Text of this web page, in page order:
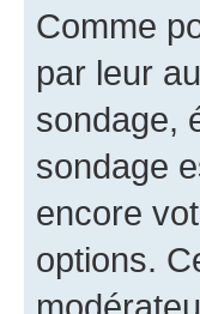
Comme
par leur
sondage,
sondage
encore
options.